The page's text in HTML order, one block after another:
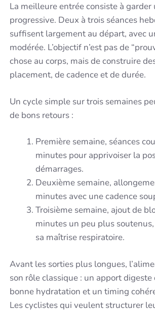
La meilleure entrée consiste à
progressive. Deux à trois séances
suffisent largement au départ, avec
modérée. L’objectif n’est pas de
chose au corps, mais de construire
placement, de cadence et de durée.
Un cycle simple sur trois semaines
de bons retours :
Première semaine, séances
minutes pour apprivoiser la
démarrages.
Deuxième semaine,
minutes avec une cadence
Troisième semaine, ajout de
minutes un peu plus
sa maîtrise respiratoire.
Avant les sorties plus longues,
son rôle classique : un apport
bonne hydratation et un timing
Les cyclistes qui veulent structurer